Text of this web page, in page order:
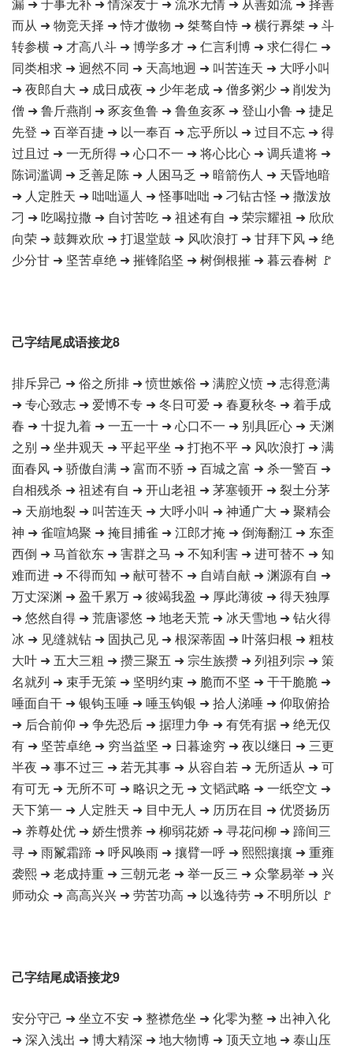
而从 ➜ 物竞天择 ➜ 恃才傲物 ➜ 桀骜自恃 ➜ 横行奡桀 ➜ 斗
转参横 ➜ 才高八斗 ➜ 博学多才 ➜ 仁言利博 ➜ 求仁得仁 ➜
同类相求 ➜ 迥然不同 ➜ 天高地迥 ➜ 叫苦连天 ➜ 大呼小叫
➜ 夜郎自大 ➜ 成日成夜 ➜ 少年老成 ➜ 僧多粥少 ➜ 削发为
僧 ➜ 鲁斤燕削 ➜ 豕亥鱼鲁 ➜ 鲁鱼亥豕 ➜ 登山小鲁 ➜ 捷足
先登 ➜ 百举百捷 ➜ 以一奉百 ➜ 忘乎所以 ➜ 过目不忘 ➜ 得
过且过 ➜ 一无所得 ➜ 心口不一 ➜ 将心比心 ➜ 调兵遣将 ➜
陈词滥调 ➜ 乏善足陈 ➜ 人困马乏 ➜ 暗箭伤人 ➜ 天昏地暗
➜ 人定胜天 ➜ 咄咄逼人 ➜ 怪事咄咄 ➜ 刁钻古怪 ➜ 撒泼放
刁 ➜ 吃喝拉撒 ➜ 自讨苦吃 ➜ 祖述有自 ➜ 荣宗耀祖 ➜ 欣欣
向荣 ➜ 鼓舞欢欣 ➜ 打退堂鼓 ➜ 风吹浪打 ➜ 甘拜下风 ➜ 绝
少分甘 ➜ 坚苦卓绝 ➜ 摧锋陷坚 ➜ 树倒根摧 ➜ 暮云春树 🚩
己字结尾成语接龙8
排斥异己 ➜ 俗之所排 ➜ 愤世嫉俗 ➜ 满腔义愤 ➜ 志得意满
➜ 专心致志 ➜ 爱博不专 ➜ 冬日可爱 ➜ 春夏秋冬 ➜ 着手成
春 ➜ 十捉九着 ➜ 一五一十 ➜ 心口不一 ➜ 别具匠心 ➜ 天渊
之别 ➜ 坐井观天 ➜ 平起平坐 ➜ 打抱不平 ➜ 风吹浪打 ➜ 满
面春风 ➜ 骄傲自满 ➜ 富而不骄 ➜ 百城之富 ➜ 杀一警百 ➜
自相残杀 ➜ 祖述有自 ➜ 开山老祖 ➜ 茅塞顿开 ➜ 裂土分茅
➜ 天崩地裂 ➜ 叫苦连天 ➜ 大呼小叫 ➜ 神通广大 ➜ 聚精会
神 ➜ 雀喧鸠聚 ➜ 掩目捕雀 ➜ 江郎才掩 ➜ 倒海翻江 ➜ 东歪
西倒 ➜ 马首欲东 ➜ 害群之马 ➜ 不知利害 ➜ 进可替不 ➜ 知
难而进 ➜ 不得而知 ➜ 献可替不 ➜ 自靖自献 ➜ 渊源有自 ➜
万丈深渊 ➜ 盈千累万 ➜ 彼竭我盈 ➜ 厚此薄彼 ➜ 得天独厚
➜ 悠然自得 ➜ 荒唐谬悠 ➜ 地老天荒 ➜ 冰天雪地 ➜ 钻火得
冰 ➜ 见缝就钻 ➜ 固执己见 ➜ 根深蒂固 ➜ 叶落归根 ➜ 粗枝
大叶 ➜ 五大三粗 ➜ 攒三聚五 ➜ 宗生族攒 ➜ 列祖列宗 ➜ 策
名就列 ➜ 束手无策 ➜ 坚明约束 ➜ 脆而不坚 ➜ 干干脆脆 ➜
唾面自干 ➜ 银钩玉唾 ➜ 唾玉钩银 ➜ 拾人涕唾 ➜ 仰取俯拾
➜ 后合前仰 ➜ 争先恐后 ➜ 据理力争 ➜ 有凭有据 ➜ 绝无仅
有 ➜ 坚苦卓绝 ➜ 穷当益坚 ➜ 日暮途穷 ➜ 夜以继日 ➜ 三更
半夜 ➜ 事不过三 ➜ 若无其事 ➜ 从容自若 ➜ 无所适从 ➜ 可
有可无 ➜ 无所不可 ➜ 略识之无 ➜ 文韬武略 ➜ 一纸空文 ➜
天下第一 ➜ 人定胜天 ➜ 目中无人 ➜ 历历在目 ➜ 优贤扬历
➜ 养尊处优 ➜ 娇生惯养 ➜ 柳弱花娇 ➜ 寻花问柳 ➜ 蹄间三
寻 ➜ 雨鬣霜蹄 ➜ 呼风唤雨 ➜ 攘臂一呼 ➜ 熙熙攘攘 ➜ 重雍
袭熙 ➜ 老成持重 ➜ 三朝元老 ➜ 举一反三 ➜ 众擎易举 ➜ 兴
师动众 ➜ 高高兴兴 ➜ 劳苦功高 ➜ 以逸待劳 ➜ 不明所以 🚩
己字结尾成语接龙9
安分守己 ➜ 坐立不安 ➜ 整襟危坐 ➜ 化零为整 ➜ 出神入化
➜ 深入浅出 ➜ 博大精深 ➜ 地大物博 ➜ 顶天立地 ➜ 泰山压